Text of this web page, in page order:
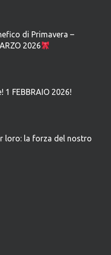
di Primavera –
2026
1 FEBBRAIO 2026!
loro: la forza del nostro